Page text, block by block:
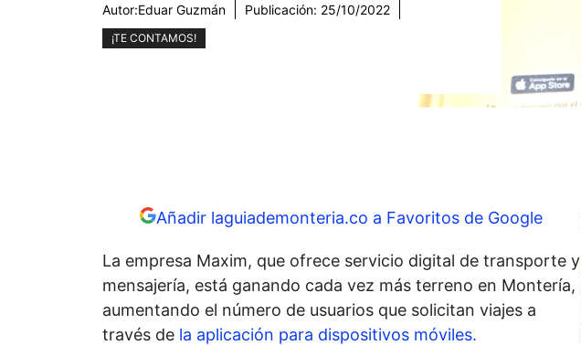
Autor:Eduar Guzmán Publicación: 25/10/2022
¡TE CONTAMOS!
Añadir laguiademonteria.co a Favoritos de Google
La empresa Maxim, que ofrece servicio digital de transporte y
mensajería, está ganando cada vez más terreno en Montería,
aumentando el número de usuarios que solicitan viajes a
través de la aplicación para dispositivos móviles.